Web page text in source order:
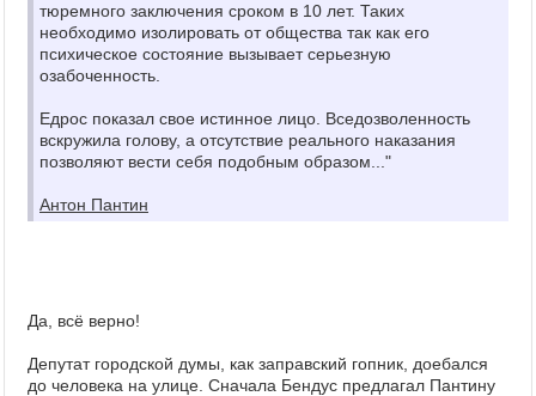
тюремного заключения сроком в 10 лет. Таких
необходимо изолировать от общества так как его
психическое состояние вызывает серьезную
озабоченность.
Едрос показал свое истинное лицо. Вседозволенность
вскружила голову, а отсутствие реального наказания
позволяют вести себя подобным образом..."
Антон Пантин
Да, всё верно!
Депутат городской думы, как заправский гопник, доебался
до человека на улице. Сначала Бендус предлагал Пантину